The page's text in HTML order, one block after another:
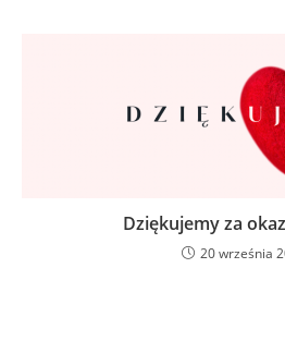
Dziękujemy za
20 września